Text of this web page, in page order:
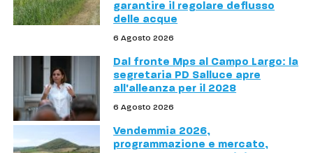
garantire il regolare deflusso
delle acque
6 Agosto 2026
Dal fronte Mps al Campo Largo: la
segretaria PD Salluce apre
all'alleanza per il 2028
6 Agosto 2026
Vendemmia 2026,
programmazione e mercato,